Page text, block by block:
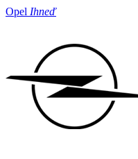
Opel Ihneď